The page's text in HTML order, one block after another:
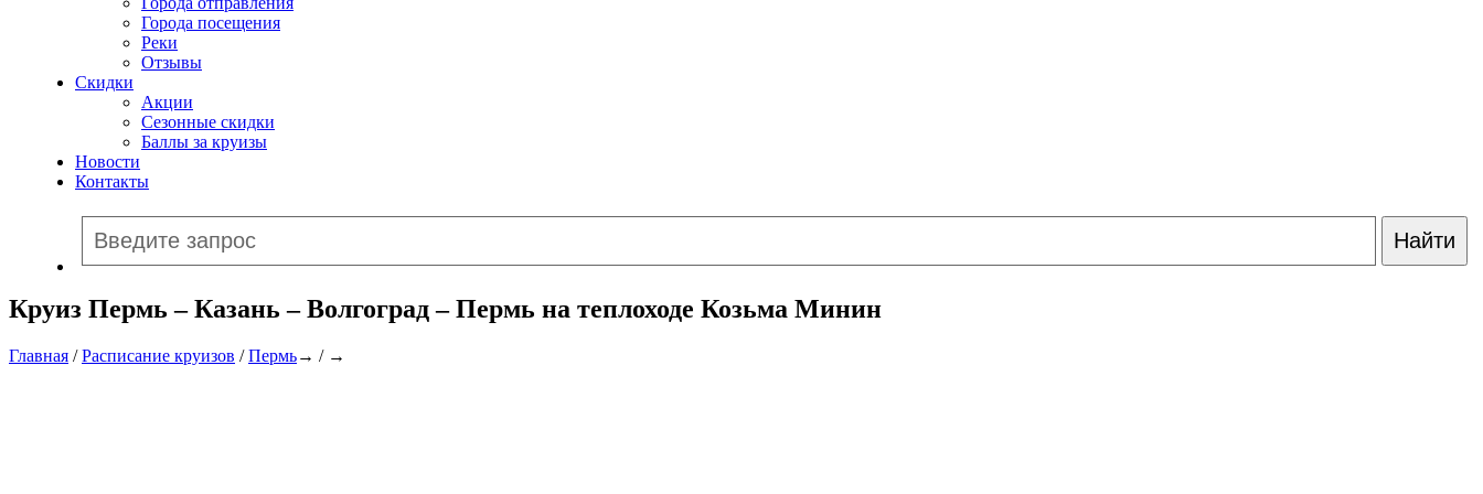
Города посещения
Реки
Отзывы
Скидки
Акции
Сезонные скидки
Баллы за круизы
Новости
Контакты
Круиз Пермь – Казань – Волгоград – Пермь на теплоходе Козьма Минин
Главная /Расписание круизов /Пермь→ / →